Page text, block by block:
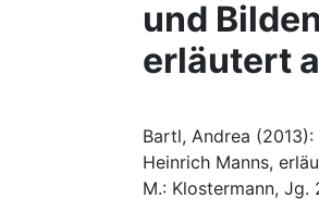
und
erläutert
Bartl, Andrea
Heinrich Manns,
M.: Klostermann, Jg.